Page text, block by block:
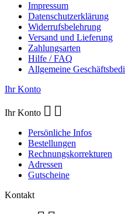
Impressum
Datenschutzerklärung
Widerrufsbelehrung
Versand und Lieferung
Zahlungsarten
Hilfe / FAQ
Allgemeine
Ihr Konto
Ihr Konto  
Persönliche Infos
Bestellungen
Rechnungskorrekturen
Adressen
Gutscheine
Kontakt